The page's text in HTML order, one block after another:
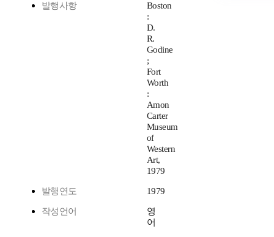
발행사항
Boston
:
D.
R.
Godine
;
Fort
Worth
:
Amon
Carter
Museum
of
Western
Art,
1979
발행연도 1979
작성언어
영
어